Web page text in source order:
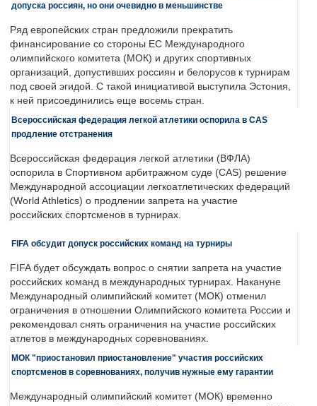
допуска россиян, но они очевидно в меньшинстве
Ряд европейских стран предложили прекратить
финансирование со стороны ЕС Международного
олимпийского комитета (МОК) и других спортивных
организаций, допустивших россиян и белорусов к турнирам
под своей эгидой. С такой инициативой выступила Эстония,
к ней присоединились еще восемь стран.
Всероссийская федерация легкой атлетики оспорила в CAS
продление отстранения
Всероссийская федерация легкой атлетики (ВФЛА)
оспорила в Спортивном арбитражном суде (CAS) решение
Международной ассоциации легкоатлетических федераций
(World Athletics) о продлении запрета на участие
российских спортсменов в турнирах.
FIFA обсудит допуск российских команд на турниры
FIFA будет обсуждать вопрос о снятии запрета на участие
российских команд в международных турнирах. Накануне
Международный олимпийский комитет (МОК) отменил
ограничения в отношении Олимпийского комитета России и
рекомендовал снять ограничения на участие российских
атлетов в международных соревнованиях.
МОК "приостановил приостановление" участия российских
спортсменов в соревнованиях, получив нужные ему гарантии
Международный олимпийский комитет (МОК) временно